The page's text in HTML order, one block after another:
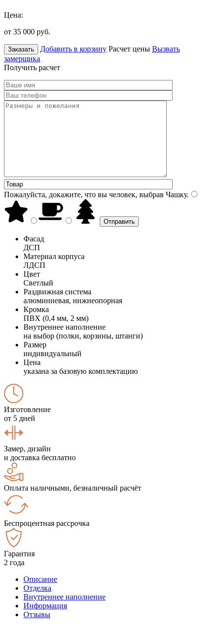
Цена:
от 35 000 руб.
Заказать Добавить в корзину Расчет цены Вызвать
замерщика
Получить расчет
Пожалуйста, докажите, что вы человек, выбрав Чашку.
Фасад
ДСП
Материал корпуса
ЛДСП
Цвет
Светлый
Раздвижная система
алюминиевая, нижнеопорная
Кромка
ПВХ (0,4 мм, 2 мм)
Внутреннее наполнение
на выбор (полки, корзины, штанги)
Размер
индивидуальный
Цена
указана за базовую комплектацию
Изготовление
от 5 дней
Замер, дизайн
и доставка бесплатно
Оплата наличными, безналичный расчёт
Беспроцентная рассрочка
Гарантия
2 года
Описание
Отделка
Внутреннее наполнение
Информация
Отзывы